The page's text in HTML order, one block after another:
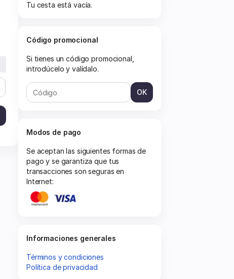
Tu cesta está vacía.
Código promocional
Si tienes un código promocional,
introdúcelo y valídalo.
OK
Modos de pago
Se aceptan las siguientes formas de
pago y se garantiza que tus
transacciones son seguras en
Internet:
Informaciones generales
Términos y condiciones
Política de privacidad